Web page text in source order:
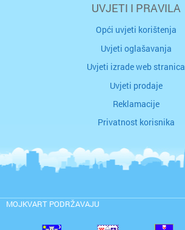
UVJETI I PRAVILA
Opći uvjeti korištenja
Uvjeti oglašavanja
Uvjeti izrade web stranica
Uvjeti prodaje
Reklamacije
Privatnost korisnika
MOJKVART PODRŽAVAJU